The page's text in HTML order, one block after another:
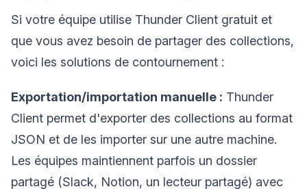
Si votre équipe utilise Thunder Client gratuit et
que vous avez besoin de partager des collections,
voici les solutions de contournement :
Exportation/importation manuelle : Thunder
Client permet d'exporter des collections au format
JSON et de les importer sur une autre machine.
Les équipes maintiennent parfois un dossier
partagé (Slack, Notion, un lecteur partagé) avec